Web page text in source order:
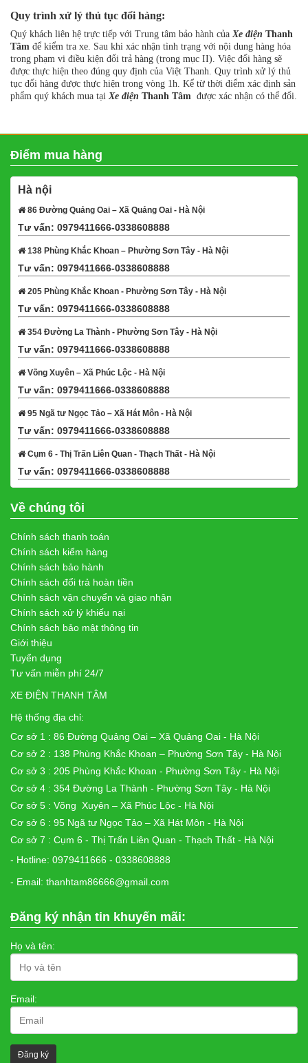
Quy trình xử lý thủ tục đổi hàng:
Quý khách liên hệ trực tiếp với Trung tâm bảo hành củaXe điện Thanh
Tâm để kiểm tra xe. Sau khi xác nhận tình trạng với nội dung hàng hóa
trong phạm vi điều kiện đổi trả hàng (trong mục II). Việc đổi hàng sẽ
được thực hiện theo đúng quy định của Việt Thanh. Quy trình xử lý thủ
tục đổi hàng được thực hiện trong vòng 1h. Kể từ thời điểm xác định sản
phẩm quý khách mua tạiXe điện Thanh Tâm được xác nhận có thể đổi.
Điểm mua hàng
Hà nội
86 Đường Quảng Oai – Xã Quảng Oai - Hà Nội
Tư vấn: 0979411666-0338608888
138 Phùng Khắc Khoan – Phường Sơn Tây - Hà Nội
Tư vấn: 0979411666-0338608888
205 Phùng Khắc Khoan - Phường Sơn Tây - Hà Nội
Tư vấn: 0979411666-0338608888
354 Đường La Thành - Phường Sơn Tây - Hà Nội
Tư vấn: 0979411666-0338608888
Võng Xuyên – Xã Phúc Lộc - Hà Nội
Tư vấn: 0979411666-0338608888
95 Ngã tư Ngọc Tảo – Xã Hát Môn - Hà Nội
Tư vấn: 0979411666-0338608888
Cụm 6 - Thị Trấn Liên Quan - Thạch Thất - Hà Nội
Tư vấn: 0979411666-0338608888
Về chúng tôi
Chính sách thanh toán
Chính sách kiểm hàng
Chính sách bảo hành
Chính sách đổi trả hoàn tiền
Chính sách vận chuyển và giao nhận
Chính sách xử lý khiếu nại
Chính sách bảo mật thông tin
Giới thiệu
Tuyển dụng
Tư vấn miễn phí 24/7
XE ĐIỆN THANH TÂM
Hệ thống địa chỉ:
Cơ sở 1 : 86 Đường Quảng Oai – Xã Quảng Oai - Hà Nội
Cơ sở 2 : 138 Phùng Khắc Khoan – Phường Sơn Tây - Hà Nội
Cơ sở 3 : 205 Phùng Khắc Khoan - Phường Sơn Tây - Hà Nội
Cơ sở 4 : 354 Đường La Thành - Phường Sơn Tây - Hà Nội
Cơ sở 5 : Võng Xuyên – Xã Phúc Lộc - Hà Nội
Cơ sở 6 : 95 Ngã tư Ngọc Tảo – Xã Hát Môn - Hà Nội
Cơ sở 7 : Cụm 6 - Thị Trấn Liên Quan - Thạch Thất - Hà Nội
- Hotline: 0979411666 - 0338608888
- Email: thanhtam86666@gmail.com
Đăng ký nhận tin khuyến mãi:
Họ và tên:
Email: